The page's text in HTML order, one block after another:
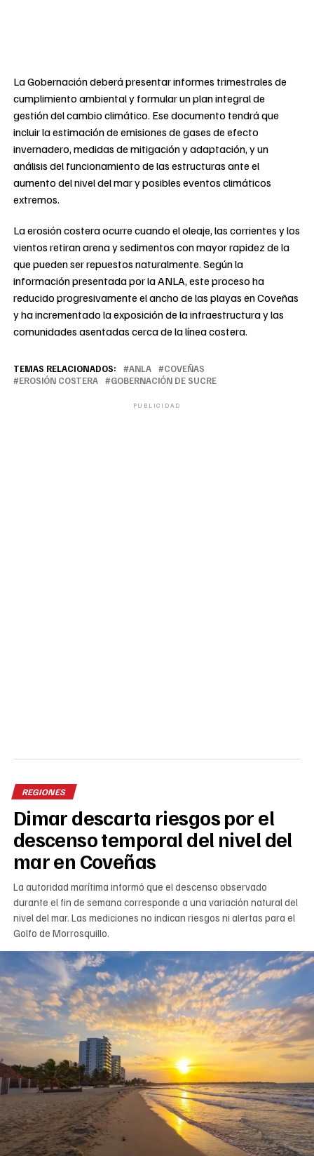
La Gobernación deberá presentar informes trimestrales de
cumplimiento ambiental y formular un plan integral de
gestión del cambio climático. Ese documento tendrá que
incluir la estimación de emisiones de gases de efecto
invernadero, medidas de mitigación y adaptación, y un
análisis del funcionamiento de las estructuras ante el
aumento del nivel del mar y posibles eventos climáticos
extremos.
La erosión costera ocurre cuando el oleaje, las corrientes y los
vientos retiran arena y sedimentos con mayor rapidez de la
que pueden ser repuestos naturalmente. Según la
información presentada por la ANLA, este proceso ha
reducido progresivamente el ancho de las playas en Coveñas
y ha incrementado la exposición de la infraestructura y las
comunidades asentadas cerca de la línea costera.
TEMAS RELACIONADOS: ANLA
COVEÑAS
EROSIÓN COSTERA
GOBERNACIÓN DE SUCRE
PUBLICIDAD
REGIONES
Dimar descarta riesgos por el
descenso temporal del nivel del
mar en Coveñas
La autoridad marítima informó que el descenso observado
durante el fin de semana corresponde a una variación natural del
nivel del mar. Las mediciones no indican riesgos ni alertas para el
Golfo de Morrosquillo.